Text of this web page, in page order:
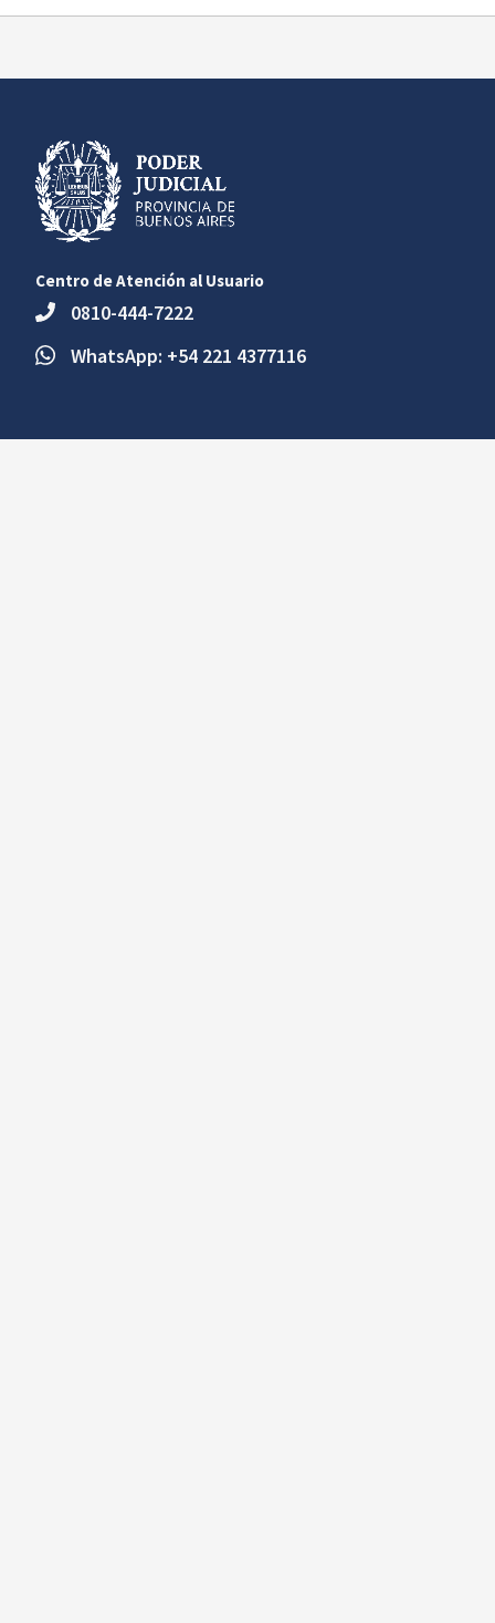
Centro de Atención al Usuario
0810-444-7222
WhatsApp: +54 221 4377116